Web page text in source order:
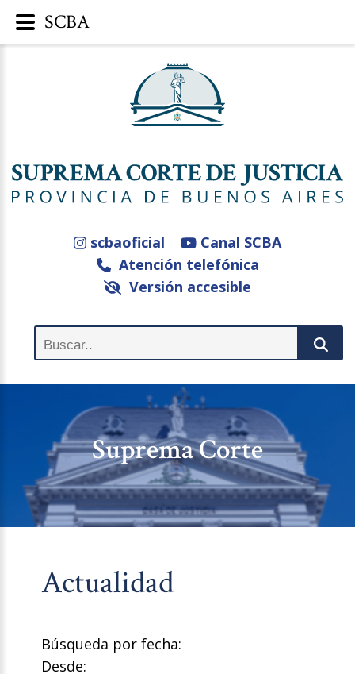
scbaoficial
Canal SCBA
Atención telefónica
Versión accesible
Suprema Corte
Actualidad
Búsqueda por fecha:
Desde:
SCBA